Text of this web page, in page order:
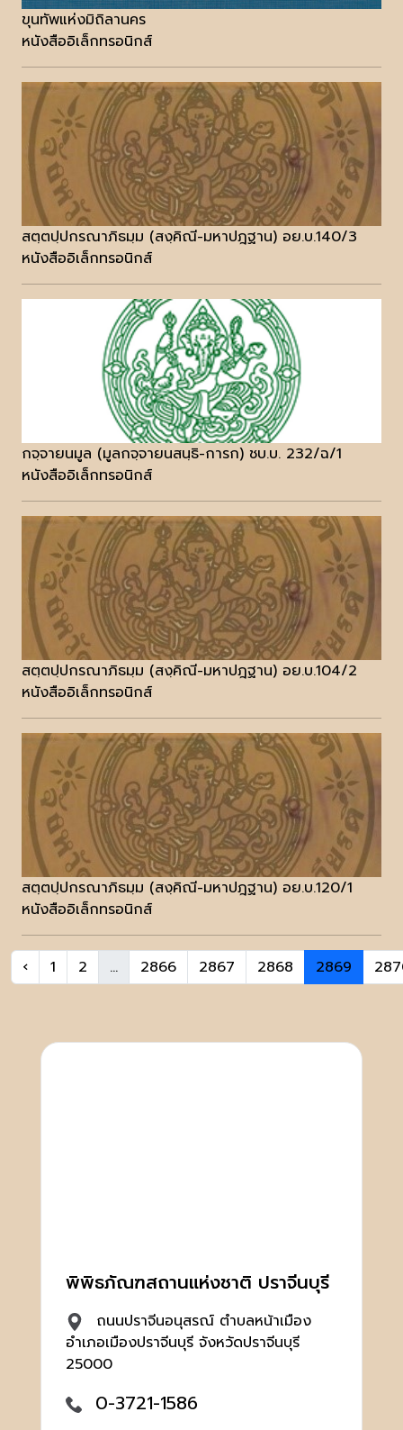
ขุนทัพแห่งมิถิลานคร
หนังสืออิเล็กทรอนิกส์
สตฺตปฺปกรณาภิธมฺม (สงฺคิณี-มหาปฎฐาน) อย.บ.140/3
หนังสืออิเล็กทรอนิกส์
กจฺจายนมูล (มูลกจฺจายนสนฺธิ-การก) ชบ.บ. 232/ฉ/1
หนังสืออิเล็กทรอนิกส์
สตฺตปฺปกรณาภิธมฺม (สงฺคิณี-มหาปฎฐาน) อย.บ.104/2
หนังสืออิเล็กทรอนิกส์
สตฺตปฺปกรณาภิธมฺม (สงฺคิณี-มหาปฎฐาน) อย.บ.120/1
หนังสืออิเล็กทรอนิกส์
‹ 1 2 ... 2866 2867 2868 2869
พิพิธภัณฑสถานแห่งชาติ ปราจีนบุรี
ถนนปราจีนอนุสรณ์ ตำบลหน้าเมือง
อำเภอเมืองปราจีนบุรี จังหวัดปราจีนบุรี
25000
0-3721-1586